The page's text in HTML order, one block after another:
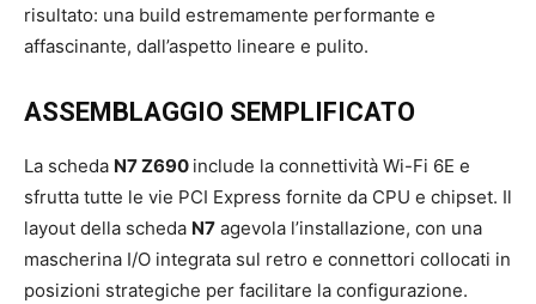
risultato: una build estremamente performante e
affascinante, dall’aspetto lineare e pulito.
ASSEMBLAGGIO SEMPLIFICATO
La scheda N7 Z690 include la connettività Wi-Fi 6E e
sfrutta tutte le vie PCI Express fornite da CPU e chipset. Il
layout della scheda N7 agevola l’installazione, con una
mascherina I/O integrata sul retro e connettori collocati in
posizioni strategiche per facilitare la configurazione.